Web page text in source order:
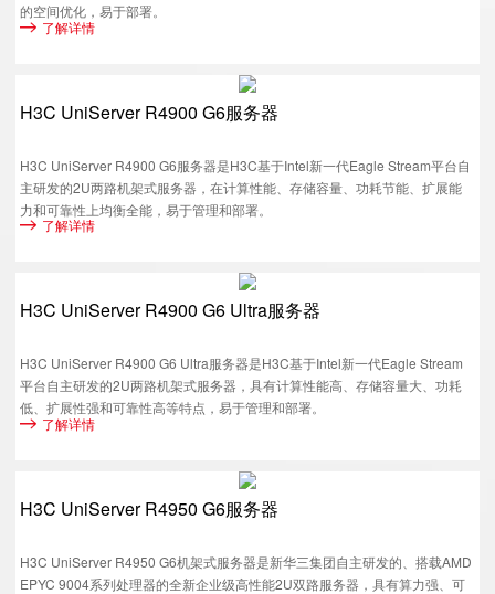
的空间优化，易于部署。
了解详情
H3C UniServer R4900 G6服务器
H3C UniServer R4900 G6服务器是H3C基于Intel新一代Eagle Stream平台自
主研发的2U两路机架式服务器，在计算性能、存储容量、功耗节能、扩展能
力和可靠性上均衡全能，易于管理和部署。
了解详情
H3C UniServer R4900 G6 Ultra服务器
H3C UniServer R4900 G6 Ultra服务器是H3C基于Intel新一代Eagle Stream
平台自主研发的2U两路机架式服务器，具有计算性能高、存储容量大、功耗
低、扩展性强和可靠性高等特点，易于管理和部署。
了解详情
H3C UniServer R4950 G6服务器
H3C UniServer R4950 G6机架式服务器是新华三集团自主研发的、搭载AMD
EPYC 9004系列处理器的全新企业级高性能2U双路服务器，具有算力强、可